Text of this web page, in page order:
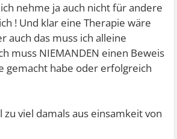
nehme ja auch nicht für andere
! Und klar eine Therapie wäre
auch das muss ich alleine
muss NIEMANDEN einen Beweis
gemacht habe oder erfolgreich
zu viel damals aus einsamkeit von